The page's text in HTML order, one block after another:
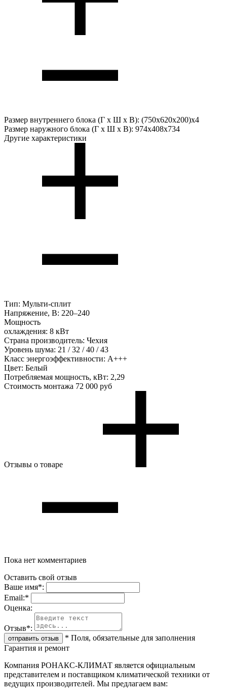
Размер внутреннего блока (Г х Ш х В): (750x620x200)x4
Размер наружного блока (Г х Ш х В): 974x408x734
Другие характеристики
Тип: Мульти-сплит
Напряжение, В: 220–240
Мощность
охлаждения: 8 кВт
Страна производитель: Чехия
Уровень шума: 21 / 32 / 40 / 43
Класс энергоэффективности: А+++
Цвет: Белый
Потребляемая мощность, кВт: 2,29
Стоимость монтажа 72 000 руб
Отзывы о товаре
Пока нет комментариев
Оставить свой отзыв
Ваше имя*:
Email:*
Oценка:
Отзыв*:
* Поля, обязательные для заполнения
Гарантия и ремонт
Компания РОНАКС-КЛИМАТ является официальным
представителем и поставщиком климатической техники от
ведущих производителей. Мы предлагаем вам: